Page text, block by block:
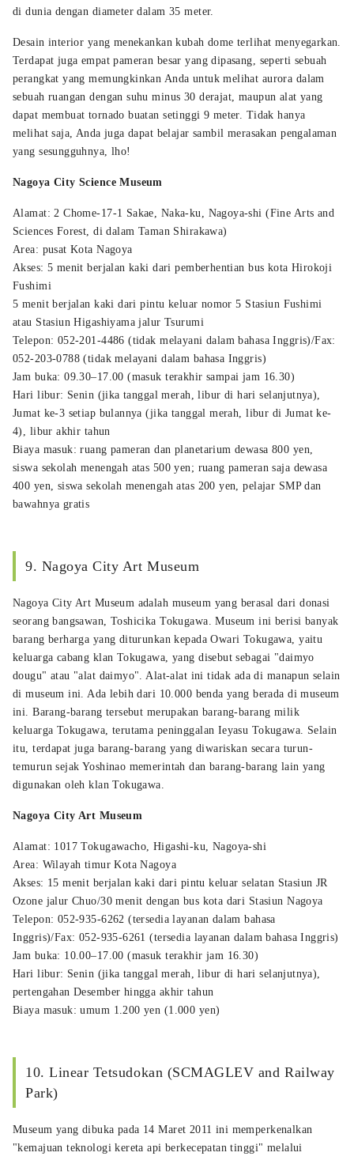
di dunia dengan diameter dalam 35 meter.
Desain interior yang menekankan kubah dome terlihat menyegarkan.
Terdapat juga empat pameran besar yang dipasang, seperti sebuah
perangkat yang memungkinkan Anda untuk melihat aurora dalam
sebuah ruangan dengan suhu minus 30 derajat, maupun alat yang
dapat membuat tornado buatan setinggi 9 meter. Tidak hanya
melihat saja, Anda juga dapat belajar sambil merasakan pengalaman
yang sesungguhnya, lho!
Nagoya City Science Museum
Alamat: 2 Chome-17-1 Sakae, Naka-ku, Nagoya-shi (Fine Arts and
Sciences Forest, di dalam Taman Shirakawa)
Area: pusat Kota Nagoya
Akses: 5 menit berjalan kaki dari pemberhentian bus kota Hirokoji
Fushimi
5 menit berjalan kaki dari pintu keluar nomor 5 Stasiun Fushimi
atau Stasiun Higashiyama jalur Tsurumi
Telepon: 052-201-4486 (tidak melayani dalam bahasa Inggris)/Fax:
052-203-0788 (tidak melayani dalam bahasa Inggris)
Jam buka: 09.30–17.00 (masuk terakhir sampai jam 16.30)
Hari libur: Senin (jika tanggal merah, libur di hari selanjutnya),
Jumat ke-3 setiap bulannya (jika tanggal merah, libur di Jumat ke-
4), libur akhir tahun
Biaya masuk: ruang pameran dan planetarium dewasa 800 yen,
siswa sekolah menengah atas 500 yen; ruang pameran saja dewasa
400 yen, siswa sekolah menengah atas 200 yen, pelajar SMP dan
bawahnya gratis
9. Nagoya City Art Museum
Nagoya City Art Museum adalah museum yang berasal dari donasi
seorang bangsawan, Toshicika Tokugawa. Museum ini berisi banyak
barang berharga yang diturunkan kepada Owari Tokugawa, yaitu
keluarga cabang klan Tokugawa, yang disebut sebagai "daimyo
dougu" atau "alat daimyo". Alat-alat ini tidak ada di manapun selain
di museum ini. Ada lebih dari 10.000 benda yang berada di museum
ini. Barang-barang tersebut merupakan barang-barang milik
keluarga Tokugawa, terutama peninggalan Ieyasu Tokugawa. Selain
itu, terdapat juga barang-barang yang diwariskan secara turun-
temurun sejak Yoshinao memerintah dan barang-barang lain yang
digunakan oleh klan Tokugawa.
Nagoya City Art Museum
Alamat: 1017 Tokugawacho, Higashi-ku, Nagoya-shi
Area: Wilayah timur Kota Nagoya
Akses: 15 menit berjalan kaki dari pintu keluar selatan Stasiun JR
Ozone jalur Chuo/30 menit dengan bus kota dari Stasiun Nagoya
Telepon: 052-935-6262 (tersedia layanan dalam bahasa
Inggris)/Fax: 052-935-6261 (tersedia layanan dalam bahasa Inggris)
Jam buka: 10.00–17.00 (masuk terakhir jam 16.30)
Hari libur: Senin (jika tanggal merah, libur di hari selanjutnya),
pertengahan Desember hingga akhir tahun
Biaya masuk: umum 1.200 yen (1.000 yen)
10. Linear Tetsudokan (SCMAGLEV and Railway
Park)
Museum yang dibuka pada 14 Maret 2011 ini memperkenalkan
"kemajuan teknologi kereta api berkecepatan tinggi" melalui